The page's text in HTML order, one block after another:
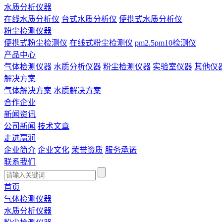
水质分析仪器
在线水质分析仪 台式水质分析仪 便携式水质分析仪
粉尘检测仪器
便携式粉尘检测仪 在线式粉尘检测仪 pm2.5pm10检测仪
产品中心
气体检测仪器 水质分析仪器 粉尘检测仪器 实验室仪器 其他仪
解决方案
气体解决方案 水质解决方案
合作企业
新闻资讯
公司新闻 技术文章
走进赢润
企业简介 企业文化 荣誉资质 服务承诺
联系我们
首页
气体检测仪器
水质分析仪器